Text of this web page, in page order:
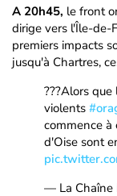
A 20h45, le front
dirige vers l'Île-de-
premiers impacts
jusqu'à Chartres,
???Alors que
violents
commence à
d'Oise sont
— La Chaîne